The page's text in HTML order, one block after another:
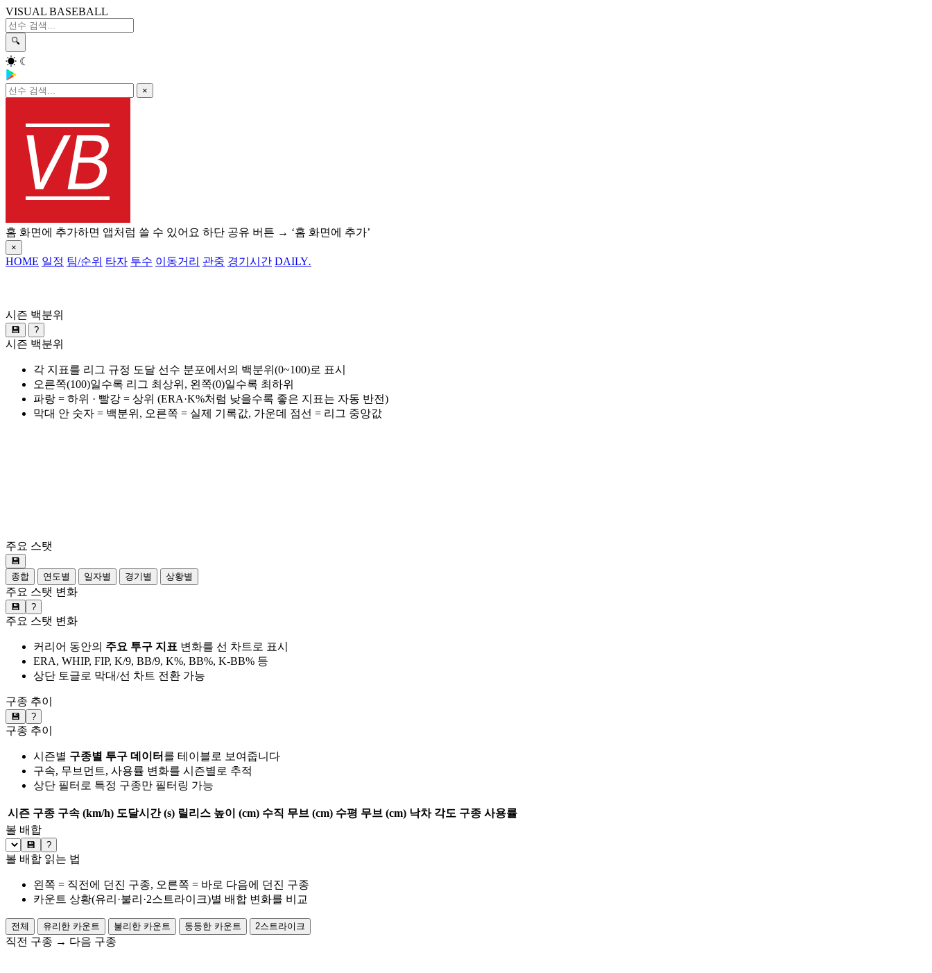
VISUAL BASEBALL
🔍
☀ ☾
×
홈 화면에 추가하면 앱처럼 쓸 수 있어요 하단 공유 버튼 → ‘홈 화면에 추가’
×
HOME 일정 팀/순위 타자 투수 이동거리 관중 경기시간 DAILY.
시즌 백분위
💾 ?
시즌 백분위
각 지표를 리그 규정 도달 선수 분포에서의 백분위(0~100)로 표시
오른쪽(100)일수록 리그 최상위, 왼쪽(0)일수록 최하위
파랑 = 하위 · 빨강 = 상위 (ERA·K%처럼 낮을수록 좋은 지표는 자동 반전)
막대 안 숫자 = 백분위, 오른쪽 = 실제 기록값, 가운데 점선 = 리그 중앙값
주요 스탯
💾
종합
연도별 일자별 경기별 상황별
주요 스탯 변화
💾 ?
주요 스탯 변화
커리어 동안의 주요 투구 지표 변화를 선 차트로 표시
ERA, WHIP, FIP, K/9, BB/9, K%, BB%, K-BB% 등
상단 토글로 막대/선 차트 전환 가능
구종 추이
💾 ?
구종 추이
시즌별 구종별 투구 데이터 를 테이블로 보여줍니다
구속, 무브먼트, 사용률 변화를 시즌별로 추적
상단 필터로 특정 구종만 필터링 가능
시즌 구종 구속 (km/h) 도달시간 (s) 릴리스 높이 (cm) 수직 무브 (cm) 수평 무브 (cm) 낙차 각도 구종 사용률
볼 배합
💾 ?
볼 배합 읽는 법
왼쪽 = 직전에 던진 구종, 오른쪽 = 바로 다음에 던진 구종
카운트 상황(유리·불리·2스트라이크)별 배합 변화를 비교
전체 유리한 카운트 불리한 카운트 동등한 카운트 2스트라이크
직전 구종 → 다음 구종